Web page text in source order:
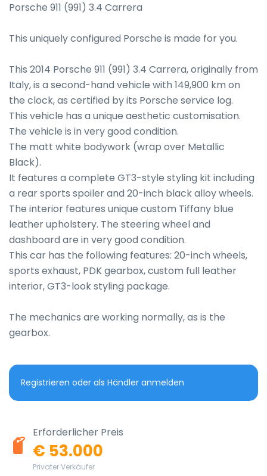
Porsche 911 (991) 3.4 Carrera
This uniquely configured Porsche is made for you.
This 2014 Porsche 911 (991) 3.4 Carrera, originally from
Italy, is a second-hand vehicle with 149,900 km on
the clock, as certified by its Porsche service log.
This vehicle has a unique aesthetic customisation.
The vehicle is in very good condition.
The matt white bodywork (wrap over Metallic
Black).
It features a complete GT3-style styling kit including
a rear sports spoiler and 20-inch black alloy wheels.
The interior features unique custom Tiffany blue
leather upholstery. The steering wheel and
dashboard are in very good condition.
This car has the following features: 20-inch wheels,
sports exhaust, PDK gearbox, custom full leather
interior, GT3-look styling package.
The mechanics are working normally, as is the
gearbox.
Registrieren oder als Händler anmelden
Erforderlicher Preis
€ 53.000
Privater Verkäufer